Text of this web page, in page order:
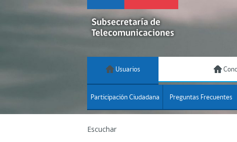
Usuarios
Participación Ciudadana Preguntas Frecuentes
Escuchar